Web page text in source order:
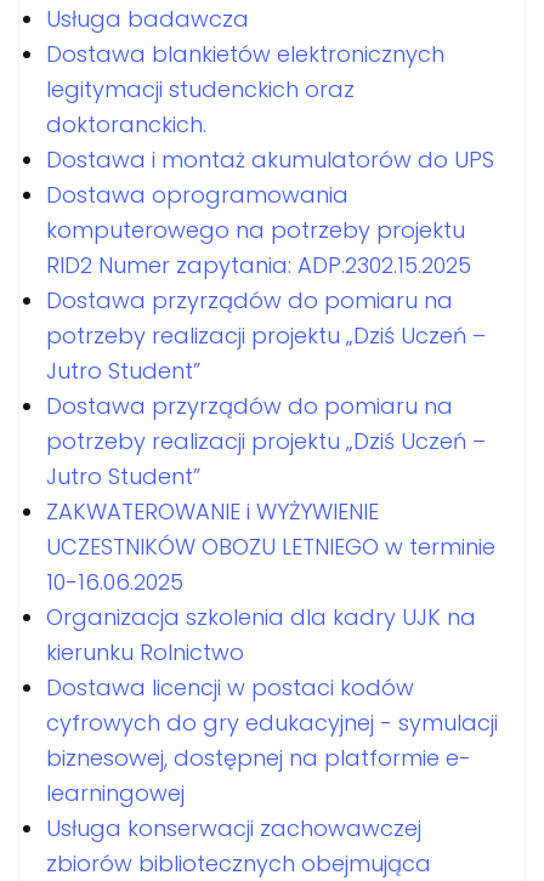
Usługa badawcza
Dostawa blankietów elektronicznych
legitymacji studenckich oraz
doktoranckich.
Dostawa i montaż akumulatorów do UPS
Dostawa oprogramowania
komputerowego na potrzeby projektu
RID2 Numer zapytania: ADP.2302.15.2025
Dostawa przyrządów do pomiaru na
potrzeby realizacji projektu „Dziś Uczeń –
Jutro Student”
Dostawa przyrządów do pomiaru na
potrzeby realizacji projektu „Dziś Uczeń –
Jutro Student”
ZAKWATEROWANIE i WYŻYWIENIE
UCZESTNIKÓW OBOZU LETNIEGO w terminie
10-16.06.2025
Organizacja szkolenia dla kadry UJK na
kierunku Rolnictwo
Dostawa licencji w postaci kodów
cyfrowych do gry edukacyjnej - symulacji
biznesowej, dostępnej na platformie e-
learningowej
Usługa konserwacji zachowawczej
zbiorów bibliotecznych obejmująca